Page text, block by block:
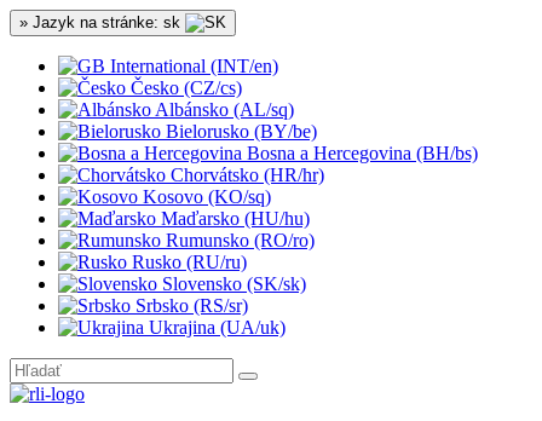
» Jazyk na stránke: sk
International (INT/en)
Česko (CZ/cs)
Albánsko (AL/sq)
Bielorusko (BY/be)
Bosna a Hercegovina (BH/bs)
Chorvátsko (HR/hr)
Kosovo (KO/sq)
Maďarsko (HU/hu)
Rumunsko (RO/ro)
Rusko (RU/ru)
Slovensko (SK/sk)
Srbsko (RS/sr)
Ukrajina (UA/uk)